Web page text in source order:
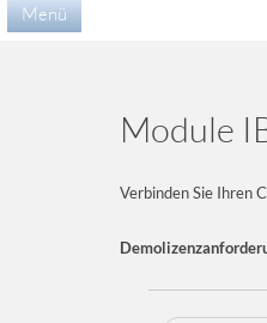
Menü
Module
Verbinden Sie Ihren